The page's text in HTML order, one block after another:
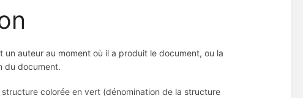
auteur au moment où il a produit le document, ou la
du document.
colorée en vert (dénomination de la structure